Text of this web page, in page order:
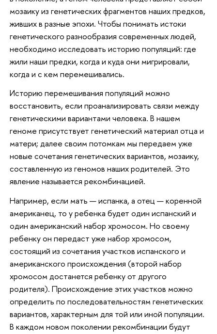
мозаику из генетических фрагментов наших предков,
живших в разные эпохи. Чтобы понимать истоки
генетического разнообразия современных людей,
необходимо исследовать историю популяций: где
жили наши предки, когда и куда они мигрировали,
когда и с кем перемешивались.
Историю перемешивания популяций можно
восстановить, если проанализировать связи между
генетическими вариантами человека. В нашем
геноме присутствует генетический материал отца и
матери; далее своим потомкам мы передаем уже
новые сочетания генетических вариантов, мозаику,
составленную из геномов наших родителей. Это
явление называется рекомбинацией.
Например, если мать — испанка, а отец — коренной
американец, то у ребенка будет один испанский и
один американский набор хромосом. Но своему
ребенку он передаст уже набор хромосом,
состоящий из сочетания участков испанского и
американского происхождения (второй набор
хромосом достанется ребенку от другого
родителя). Происхождение этих участков можно
определить по последовательностям генетических
вариантов, характерным для той или иной популяции.
В каждом новом поколении рекомбинации будут